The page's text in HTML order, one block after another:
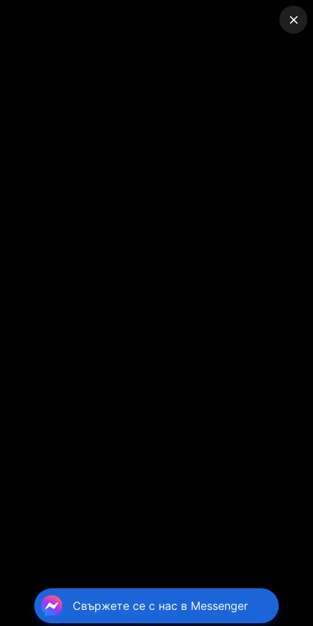
Свържете се с нас в Messenger